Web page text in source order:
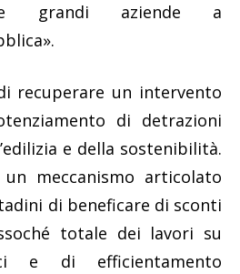
grandi aziende a
recuperare un intervento
di detrazioni
e della sostenibilità.
meccanismo articolato
di beneficare di sconti
totale dei lavori su
e di efficientamento